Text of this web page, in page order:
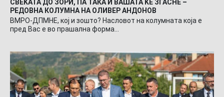
СВЕЌАТА ДО ЗОРИ, ПА ТАКА И ВАШАТА ЌЕ ЗГАСНЕ –
РЕДОВНА КОЛУМНА НА ОЛИВЕР АНДОНОВ
ВМРО-ДПМНЕ, кој и зошто? Насловот на колумната која е
пред Вас е во прашална форма…